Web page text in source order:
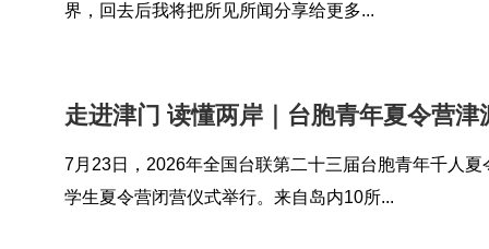
界，回去后我将把所见所闻分享给更多...
走进津门 读懂两岸｜台胞青年夏令营
7月23日，2026年全国台联第二十三届台胞青年千人夏
学生夏令营闭营仪式举行。来自岛内10所...